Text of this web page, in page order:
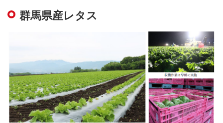
群馬県産レタス